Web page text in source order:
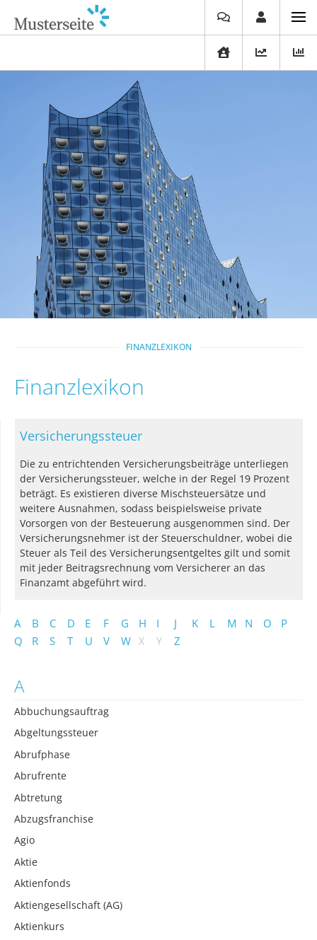
FINANZLEXIKON
Finanzlexikon
A B C D E F G H I J K L M N O
P
Q
R S T U V W X Y Z
A
Abbuchungsauftrag
Abgeltungssteuer
Abrufphase
Abrufrente
Abtretung
Abzugsfranchise
Agio
Aktie
Aktienfonds
Aktiengesellschaft (AG)
Aktienkurs
Versicherungssteuer
Die zu entrichtenden Versicherungsbeiträge unterliegen
der Versicherungssteuer, welche in der Regel 19 Prozent
beträgt. Es existieren diverse Mischsteuersätze und
weitere Ausnahmen, sodass beispielsweise private
Vorsorgen von der Besteuerung ausgenommen sind. Der
Versicherungsnehmer ist der Steuerschuldner, wobei die
Steuer als Teil des Versicherungsentgeltes gilt und somit
mit jeder Beitragsrechnung vom Versicherer an das
Finanzamt abgeführt wird.